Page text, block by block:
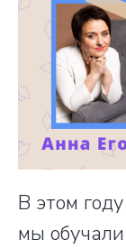
В этом
мы